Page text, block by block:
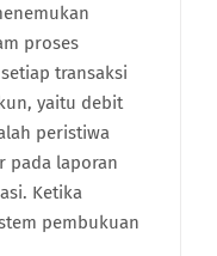
proses
transaksi
yaitu debit
peristiwa
pada laporan
Ketika
pembukuan